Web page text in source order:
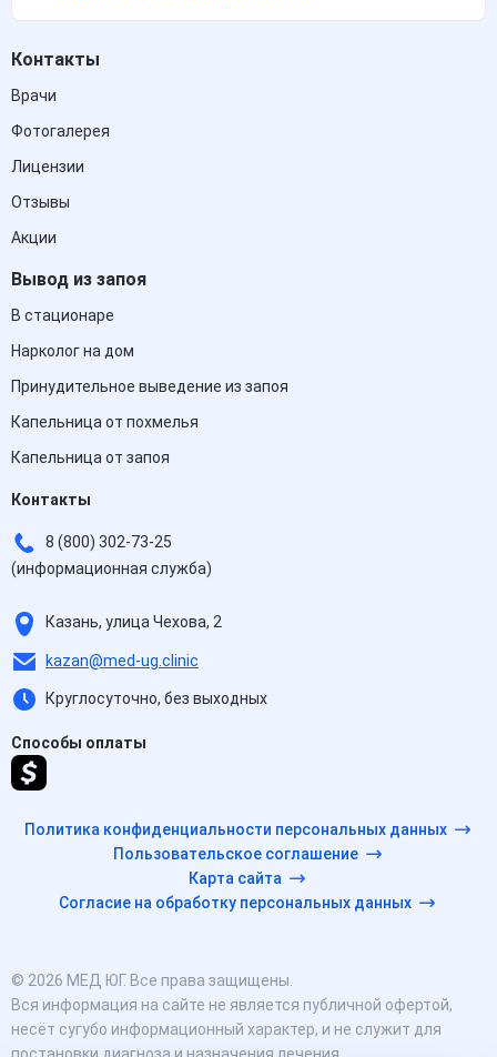
Контакты
Врачи
Фотогалерея
Лицензии
Отзывы
Акции
Вывод из запоя
В стационаре
Нарколог на дом
Принудительное выведение из запоя
Капельница от похмелья
Капельница от запоя
Контакты
8 (800) 302-73-25
(информационная служба)
Казань, улица Чехова, 2
kazan@med-ug.clinic
Круглосуточно, без выходных
Способы оплаты
Политика конфиденциальности персональных данных
Пользовательское соглашение
Карта сайта
Согласие на обработку персональных данных
© 2026 МЕД ЮГ. Все права защищены.
Вся информация на сайте не является публичной офертой,
несёт сугубо информационный характер, и не служит для